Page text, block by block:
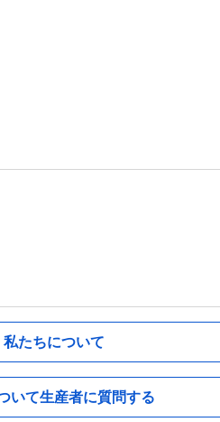
私たちについて
いて生産者に質問する